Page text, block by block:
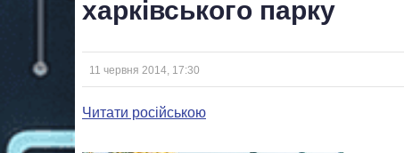
харківського парку
11 червня 2014, 17:30
Читати російською